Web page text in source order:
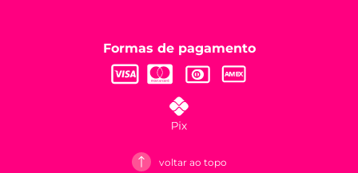
Formas de pagamento
voltar ao topo